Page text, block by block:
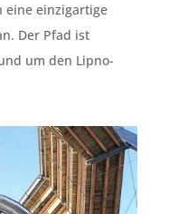
eine einzigartige
Der Pfad ist
um den Lipno-